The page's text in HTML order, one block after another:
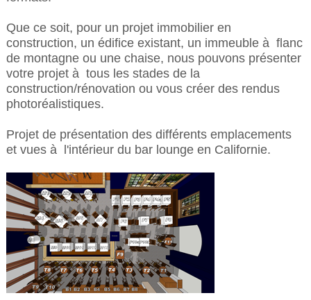
Que ce soit, pour un projet immobilier en
construction, un édifice existant, un immeuble à flanc
de montagne ou une chaise, nous pouvons présenter
votre projet à tous les stades de la
construction/rénovation ou vous créer des rendus
photoréalistiques.
Projet de présentation des différents emplacements
et vues à l'intérieur du bar lounge en Californie.